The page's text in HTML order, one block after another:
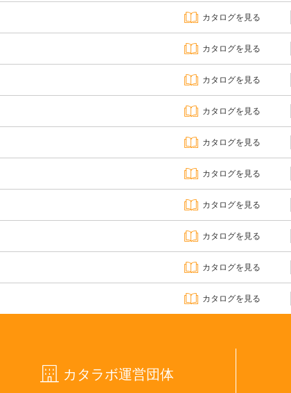
カタログを見る
カタログを見る
カタログを見る
カタログを見る
カタログを見る
カタログを見る
カタログを見る
カタログを見る
カタログを見る
カタログを見る
カタラボ運営団体